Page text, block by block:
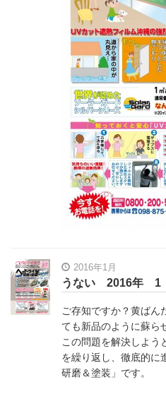
2016年1月
うない 2016年 1
ご存知ですか？黄ばん
ても新品のように蘇ら
この問題を解決しよう
を繰り返し、徹底的に
研磨＆塗装」です。